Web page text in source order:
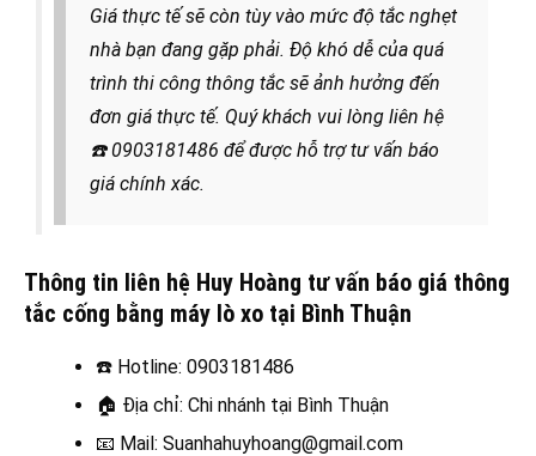
Giá thực tế sẽ còn tùy vào mức độ tắc nghẹt
nhà bạn đang gặp phải. Độ khó dễ của quá
trình thi công thông tắc sẽ ảnh hưởng đến
đơn giá thực tế. Quý khách vui lòng liên hệ
☎️0903181486 để được hỗ trợ tư vấn báo
giá chính xác.
Thông tin liên hệ Huy Hoàng tư vấn báo giá thông
tắc cống bằng máy lò xo tại Bình Thuận
☎️ Hotline: 0903181486
🏠 Địa chỉ: Chi nhánh tại Bình Thuận
📧 Mail: Suanhahuyhoang@gmail.com